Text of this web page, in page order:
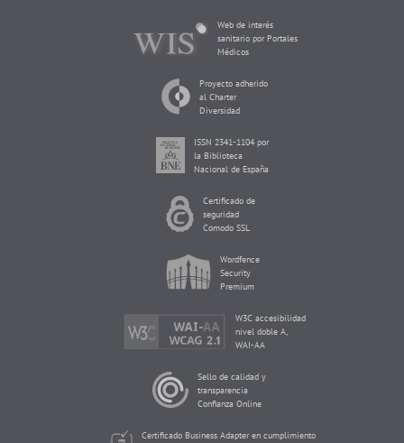
Web de interés
sanitario por Portales
Médicos
Proyecto adherido
al Charter
Diversidad
ISSN 2341-1104 por
la Biblioteca
Nacional de España
Certificado de
seguridad
Comodo SSL
Wordfence
Security
Premium
W3C accesibilidad
nivel doble A,
WAI-AA
Sello de calidad y
transparencia
Confianza Online
Certificado Business Adapter en cumplimiento